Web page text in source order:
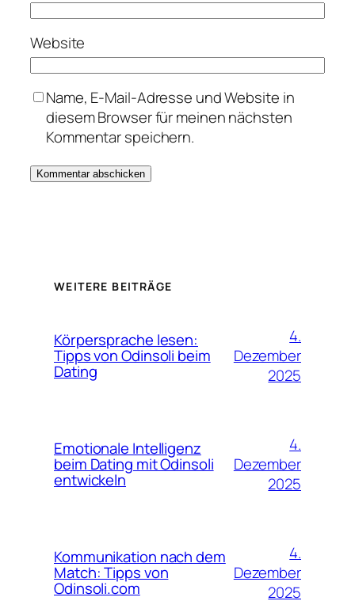
Website
Name, E-Mail-Adresse und Website in
diesem Browser für meinen nächsten
Kommentar speichern.
WEITERE BEITRÄGE
Körpersprache lesen:
Tipps von Odinsoli beim
Dating
4.
Dezember
2025
Emotionale Intelligenz
beim Dating mit Odinsoli
entwickeln
4.
Dezember
2025
Kommunikation nach dem
Match: Tipps von
Odinsoli.com
4.
Dezember
2025